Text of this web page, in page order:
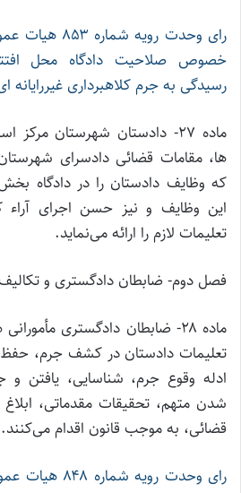
رای وحدت رویه
خصوص صلاحیت دادگاه محل
رسیدگی به جرم کلاهبرداری غیررایانه
ماده ۲۷- دادستان شهرستان
‌ها، مقامات قضائی دادسرای
که وظایف دادستان را در دادگاه
این وظایف و نیز حسن اجرای
تعلیمات لازم را ارائه می‌نماید.
فصل دوم- ضابطان دادگستری و
ماده ۲۸- ضابطان دادگستری
تعلیمات دادستان در کشف جرم، حفظ
ادله وقوع جرم، شناسایی، یافتن و
شدن متهم، تحقیقات مقدماتی،
قضائی، به موجب قانون اقدام می‌کنند.
رای وحدت رویه